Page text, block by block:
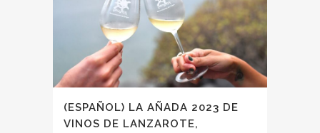
(ESPAÑOL) LA AÑADA 2023 DE
VINOS DE LANZAROTE,